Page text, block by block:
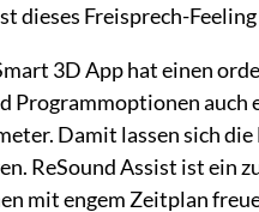
dieses Freisprech-
3D App hat einen
Programmoptionen auch
Damit lassen sich
ReSound Assist ist ein
mit engem Zeitplan